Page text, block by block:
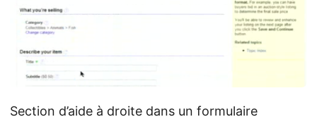
Section d’aide à droite dans un formulaire